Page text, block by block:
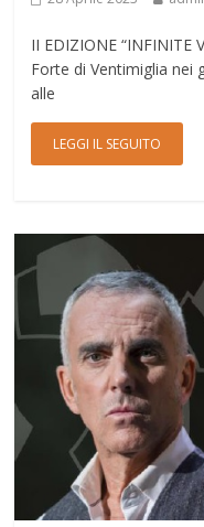
II EDIZIONE “INFINITE
Forte di Ventimiglia nei
alle
LEGGI IL SEGUITO